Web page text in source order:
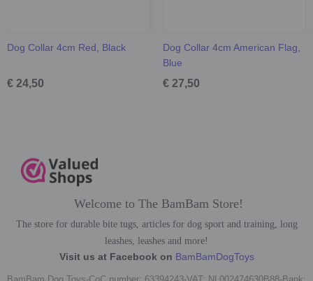
Dog Collar 4cm Red, Black
€ 24,50
Dog Collar 4cm American Flag,
Blue
€ 27,50
Welcome to The BamBam Store!
The store for durable bite tugs, articles for dog sport and training, long
leashes, leashes and more!
Visit us at Facebook on BamBamDogToys